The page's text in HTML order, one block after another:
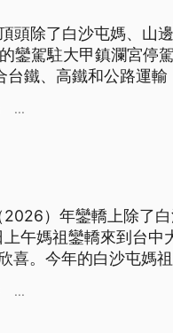
頭除了白沙屯媽、山
鑾駕駐大甲鎮瀾宮停
鐵、高鐵和公路運輸
...
）年鑾轎上除了
午媽祖鑾轎來到台中
喜。今年的白沙屯媽
...